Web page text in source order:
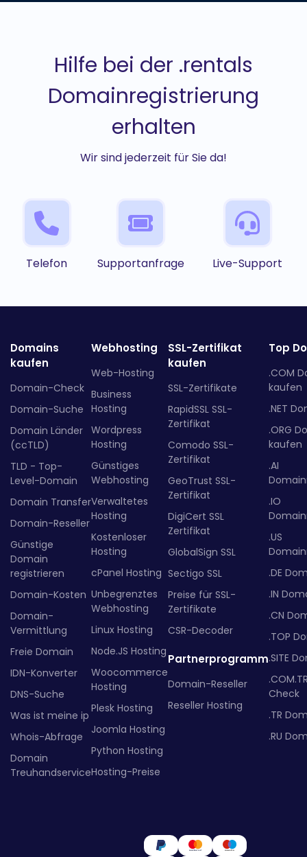
Hilfe bei der .rentals
Domainregistrierung
erhalten
Wir sind jederzeit für Sie da!
Telefon Supportanfrage Live-Support
Domains
kaufen
Domain-Check
Domain-Suche
Domain Länder
(ccTLD)
TLD - Top-
Level-Domain
Domain Transfer
Domain-Reseller
Günstige
Domain
registrieren
Domain-Kosten
Domain-
Vermittlung
Freie Domain
IDN-Konverter
DNS-Suche
Was ist meine ip
Whois-Abfrage
Domain
Treuhandservice
Webhosting
Web-Hosting
Business
Hosting
Wordpress
Hosting
Günstiges
Webhosting
Verwaltetes
Hosting
Kostenloser
Hosting
cPanel Hosting
Unbegrenztes
Webhosting
Linux Hosting
Node.JS Hosting
Woocommerce
Hosting
Plesk Hosting
Joomla Hosting
Python Hosting
Hosting-Preise
SSL-Zertifikat
kaufen
SSL-Zertifikate
RapidSSL SSL-
Zertifikat
Comodo SSL-
Zertifikat
GeoTrust SSL-
Zertifikat
DigiCert SSL
Zertifikat
GlobalSign SSL
Sectigo SSL
Preise für SSL-
Zertifikate
CSR-Decoder
Partnerprogramm
Domain-Reseller
Reseller Hosting
Top
.COM
kaufen
.NET
.ORG
kaufen
.AI
.IO
.US
.DE
.IN
.CN
.TOP
.SITE
Check
.TR
.RU